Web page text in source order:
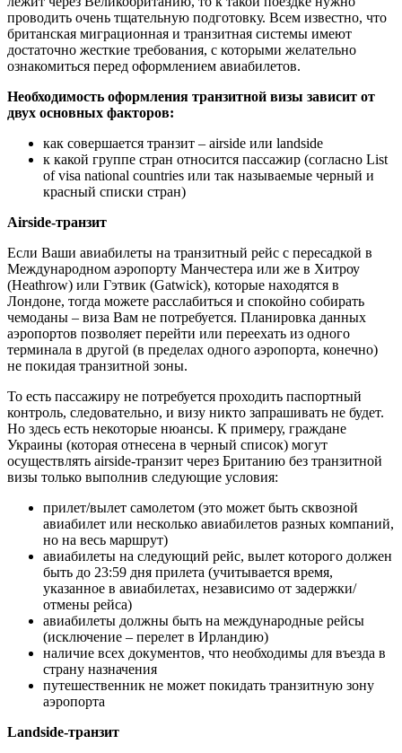
проводить очень тщательную подготовку. Всем известно, что
британская миграционная и транзитная системы имеют
достаточно жесткие требования, с которыми желательно
ознакомиться перед оформлением авиабилетов.
Необходимость оформления транзитной визы зависит от
двух основных факторов:
как совершается транзит – аirside или landside
к какой группе стран относится пассажир (согласно List
of visa national countries или так называемые черный и
красный списки стран)
Airside-транзит
Если Ваши авиабилеты на транзитный рейс с пересадкой в
Международном аэропорту Манчестера или же в Хитроу
(Heathrow) или Гэтвик (Gatwick), которые находятся в
Лондоне, тогда можете расслабиться и спокойно собирать
чемоданы – виза Вам не потребуется. Планировка данных
аэропортов позволяет перейти или переехать из одного
терминала в другой (в пределах одного аэропорта, конечно)
не покидая транзитной зоны.
То есть пассажиру не потребуется проходить паспортный
контроль, следовательно, и визу никто запрашивать не будет.
Но здесь есть некоторые нюансы. К примеру, граждане
Украины (которая отнесена в черный список) могут
осуществлять аirside-транзит через Британию без транзитной
визы только выполнив следующие условия:
прилет/вылет самолетом (это может быть сквозной
авиабилет или несколько авиабилетов разных компаний,
но на весь маршрут)
авиабилеты на следующий рейс, вылет которого должен
быть до 23:59 дня прилета (учитывается время,
указанное в авиабилетах, независимо от задержки/
отмены рейса)
авиабилеты должны быть на международные рейсы
(исключение – перелет в Ирландию)
наличие всех документов, что необходимы для въезда в
страну назначения
путешественник не может покидать транзитную зону
аэропорта
Landside-транзит